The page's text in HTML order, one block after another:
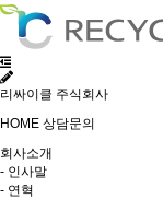
리싸이클 주식회사
HOME 상담문의
회사소개
- 인사말
- 연혁